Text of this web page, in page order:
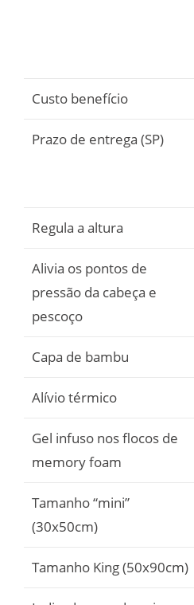
Custo benefício
Prazo de entrega (SP)
Regula a altura
Alivia os pontos de
pressão da cabeça e
pescoço
Capa de bambu
Alívio térmico
Gel infuso nos flocos de
memory foam
Tamanho “mini”
(30x50cm)
Tamanho King (50x90cm)